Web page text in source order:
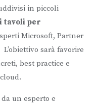
in piccoli
tavoli per
Microsoft, Partner
sarà favorire
best practice e
un esperto e